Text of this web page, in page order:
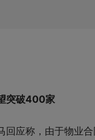
突破400家
应称，由于物业